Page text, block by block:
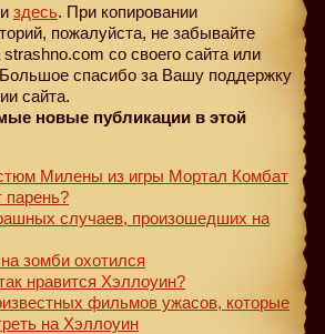
здесь. При копировании
пожалуйста, не забывайте
со своего сайта или
спасибо за Вашу поддержку
сайта.
новые публикации в этой
Милены из игры Мортал Комбат
парень?
случаев, произошедших на
зомби охотился
нравится Хэллоуин?
фильмов ужасов, которые
на Хэллоуин